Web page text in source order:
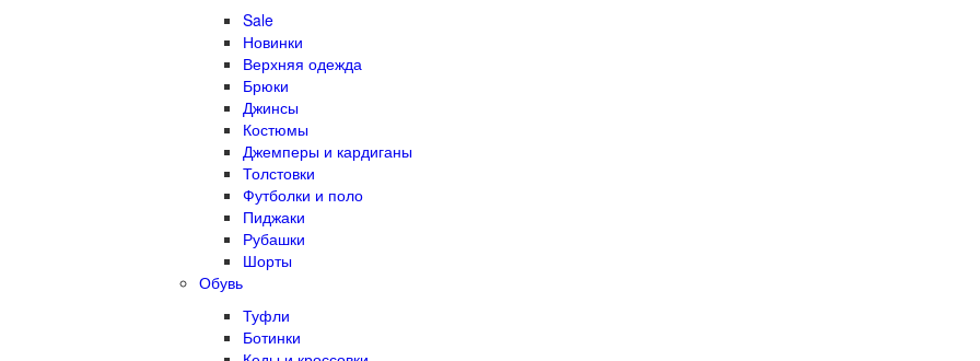
Sale
Новинки
Верхняя одежда
Брюки
Джинсы
Костюмы
Джемперы и кардиганы
Толстовки
Футболки и поло
Пиджаки
Рубашки
Шорты
Обувь
Туфли
Ботинки